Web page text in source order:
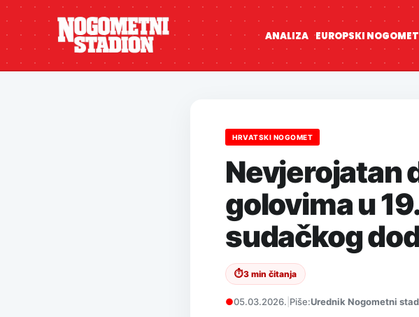
ANALIZA EUROPSKI NOGOMET
HRVATSKI NOGOMET
Nevjerojatan
golovima u
sudačkog
⏱3 min čitanja
●05.03.2026. Piše:Urednik Nogometni